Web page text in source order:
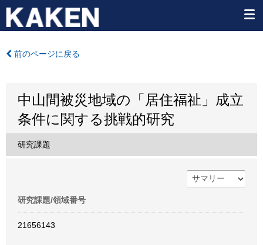
前のページに戻る
中山間被災地域の「居住福祉」成立
条件に関する挑戦的研究
研究課題
研究課題/領域番号
21656143